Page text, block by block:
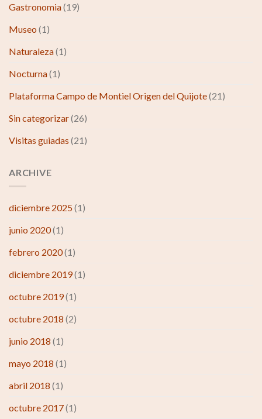
Gastronomia(19)
Museo (1)
Naturaleza(1)
Nocturna(1)
Plataforma Campo de Montiel Origen del Quijote(21)
Sin categorizar(26)
Visitas guiadas (21)
ARCHIVE
diciembre 2025(1)
junio 2020(1)
febrero 2020(1)
diciembre 2019(1)
octubre 2019(1)
octubre 2018 (2)
junio 2018 (1)
mayo 2018 (1)
abril 2018 (1)
octubre 2017(1)